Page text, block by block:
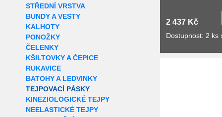
STŘEDNÍ VRSTVA
BUNDY A VESTY
KALHOTY
PONOŽKY
ČELENKY
KŠILTOVKY A ČEPICE
RUKAVICE
BATOHY A LEDVINKY
TEJPOVACÍ PÁSKY
KINEZIOLOGICKÉ TEJPY
NEELASTICKÉ TEJPY
2 437 Kč
Dostupnost: 2 ks